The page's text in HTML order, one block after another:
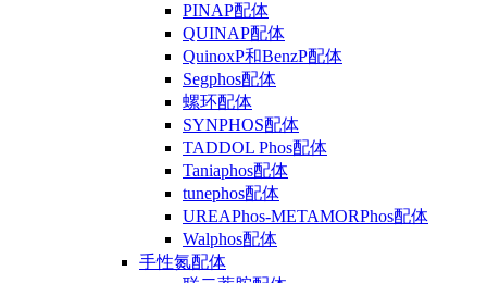
PINAP配体
QUINAP配体
QuinoxP和BenzP配体
Segphos配体
螺环配体
SYNPHOS配体
TADDOL Phos配体
Taniaphos配体
tunephos配体
UREAPhos-METAMORPhos配体
Walphos配体
手性氮配体